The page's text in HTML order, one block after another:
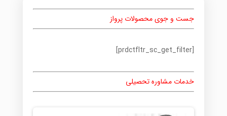
جست و جوی محصولات پرواز
[prdctfltr_sc_get_filter]
خدمات مشاوره تحصیلی